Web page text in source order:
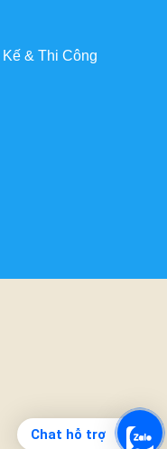
& Thi Công
Chat hỗ trợ